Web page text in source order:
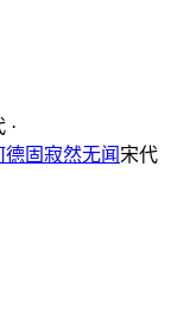
·
固寂然无闻 宋代